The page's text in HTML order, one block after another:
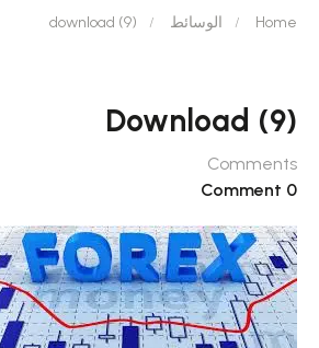
Home الوسائط download (9)
Download (9)
Comments
0 Comment